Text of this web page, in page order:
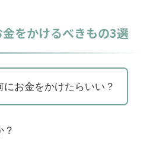
をかけるべきもの3選
にお金をかけたらいい？
？